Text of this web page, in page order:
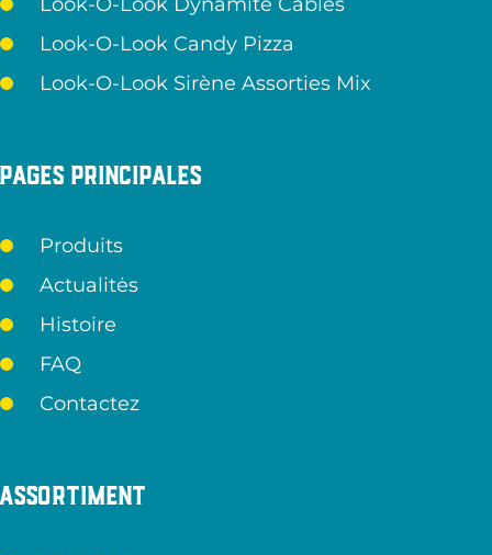
Look-O-Look Candy Pizza
Look-O-Look Sirène Assorties Mix
Pages principales
Produits
Actualitės
Histoire
FAQ
Contactez
Assortiment